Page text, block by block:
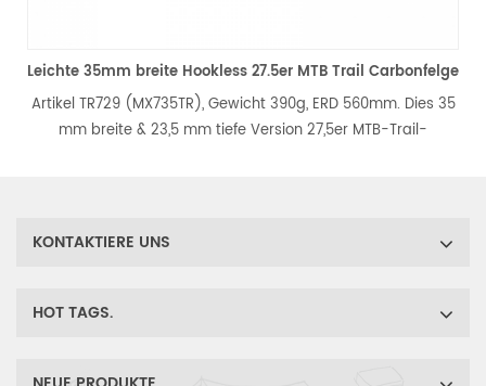
breite Hookless 27.5er MTB Trail Carbonfelge
(MX735TR), Gewicht 390g, ERD 560mm. Dies 35
& 23,5 mm tiefe Version 27,5er MTB-Trail-
Artikel
Zoll-
KONTAKTIERE UNS
HOT TAGS.